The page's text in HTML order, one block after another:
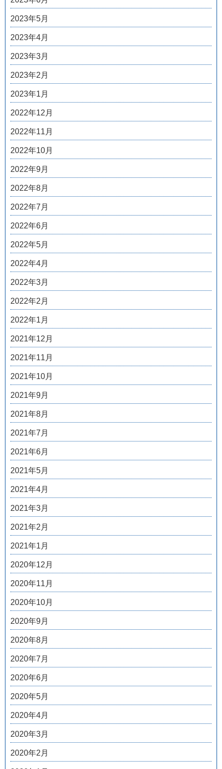
2023年5月
2023年4月
2023年3月
2023年2月
2023年1月
2022年12月
2022年11月
2022年10月
2022年9月
2022年8月
2022年7月
2022年6月
2022年5月
2022年4月
2022年3月
2022年2月
2022年1月
2021年12月
2021年11月
2021年10月
2021年9月
2021年8月
2021年7月
2021年6月
2021年5月
2021年4月
2021年3月
2021年2月
2021年1月
2020年12月
2020年11月
2020年10月
2020年9月
2020年8月
2020年7月
2020年6月
2020年5月
2020年4月
2020年3月
2020年2月